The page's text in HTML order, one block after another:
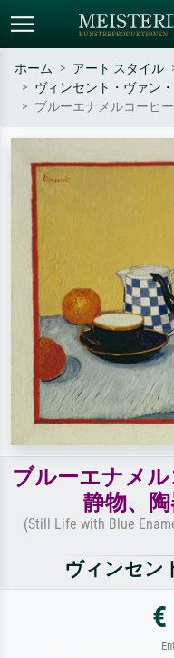
標準検索
斎の波、ヌード。
ホーム アート スタイル
ヴィンセント・ヴァン
ブルーエナメルコーヒ
ブルーエナメ
静物、
(Still Life with Blue
ヴィンセン
€